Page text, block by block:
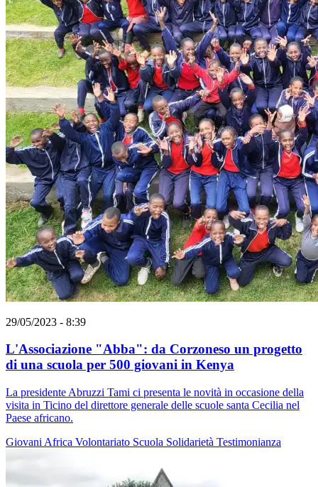
29/05/2023 - 8:39
L'Associazione "Abba": da Corzoneso un progetto
di una scuola per 500 giovani in Kenya
La presidente Abruzzi Tami ci presenta le novità in occasione della
visita in Ticino del direttore generale delle scuole santa Cecilia nel
Paese africano.
Giovani Africa Volontariato Scuola Solidarietà Testimonianza